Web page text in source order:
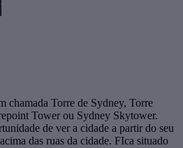
chamada Torre de Sydney, Torre
Tower ou Sydney Skytower.
de ver a cidade a partir do seu
das ruas da cidade. FIca situado